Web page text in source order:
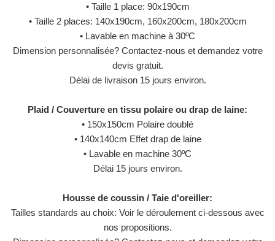
• Taille 1 place: 90x190cm
• Taille 2 places: 140x190cm, 160x200cm, 180x200cm
• Lavable en machine à 30ºC
Dimension personnalisée? Contactez-nous et demandez votre
devis gratuit.
Délai de livraison 15 jours environ.
Plaid / Couverture en tissu polaire ou drap de laine:
• 150x150cm Polaire doublé
• 140x140cm Effet drap de laine
• Lavable en machine 30ºC
Délai 15 jours environ.
Housse de coussin / Taie d'oreiller:
Tailles standards au choix: Voir le déroulement ci-dessous avec
nos propositions.